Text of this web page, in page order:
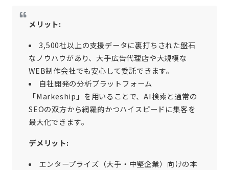
メリット:
3,500社以上の支援データに裏打ちされた盤石
なノウハウがあり、大手広告代理店や大規模な
WEB制作会社でも安心して委託できます。
自社開発の分析プラットフォーム
「Markeship」を用いることで、AI検索と通常の
SEOの双方から網羅的かつハイスピードに集客を
最大化できます。
デメリット:
エンタープライズ（大手・中堅企業）向けの本